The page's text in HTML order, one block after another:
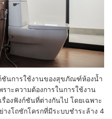
ชันการใช้งานของสุขภัณฑ์ห้องน้ำ
าะความต้องการในการใช้งาน
องฟังก์ชันที่ต่างกันไป โดยเฉพาะ
งโถชักโครกที่มีระบบชำระล้าง 4